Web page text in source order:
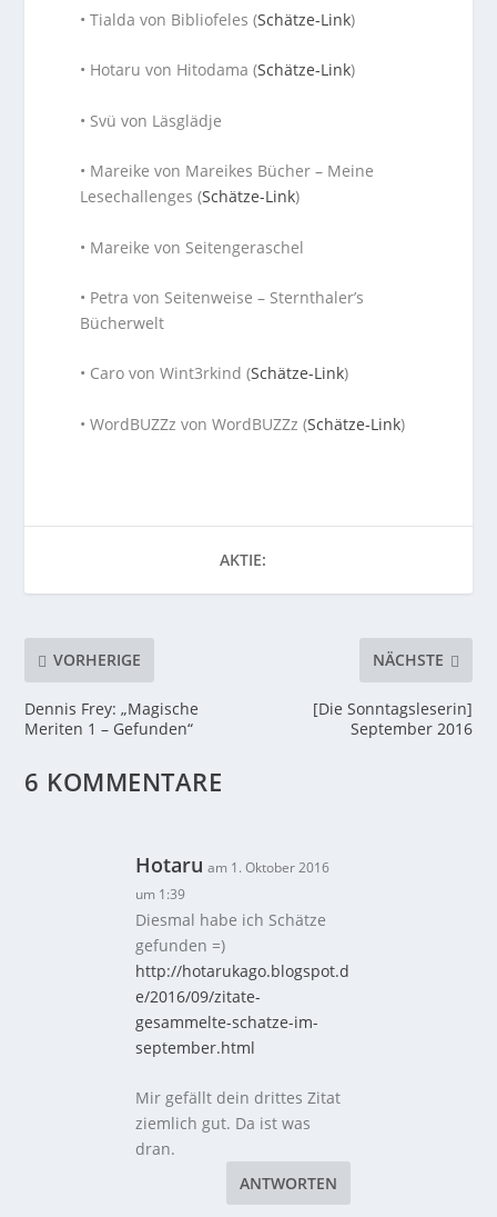
• Tialda von Bibliofeles (Schätze-Link)
• Hotaru von Hitodama (Schätze-Link)
• Svü von Läsglädje
• Mareike von Mareikes Bücher – Meine
Lesechallenges (Schätze-Link)
• Mareike von Seitengeraschel
• Petra von Seitenweise – Sternthaler’s
Bücherwelt
• Caro von Wint3rkind (Schätze-Link)
• WordBUZZz von WordBUZZz (Schätze-Link)
AKTIE:
VORHERIGE
Dennis Frey: „Magische
Meriten 1 – Gefunden“
NÄCHSTE
[Die Sonntagsleserin]
September 2016
6 KOMMENTARE
Hotaru am 1. Oktober 2016
um 1:39
Diesmal habe ich Schätze
gefunden =)
http://hotarukago.blogspot.d
e/2016/09/zitate-
gesammelte-schatze-im-
september.html
Mir gefällt dein drittes Zitat
ziemlich gut. Da ist was
dran.
ANTWORTEN